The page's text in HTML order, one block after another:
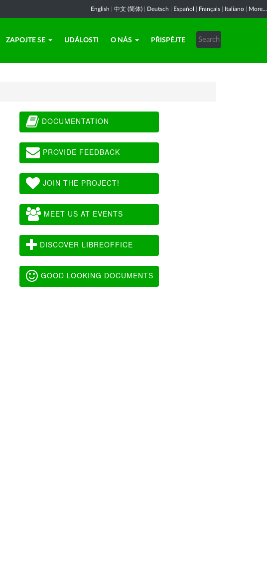
English 中文 (简体) Deutsch Español Français Italiano More...
ZAPOJTE SE UDÁLOSTI O NÁS PŘISPĚJTE
DOCUMENTATION
PROVIDE FEEDBACK
JOIN THE PROJECT!
MEET US AT EVENTS
DISCOVER LIBREOFFICE
GOOD LOOKING DOCUMENTS